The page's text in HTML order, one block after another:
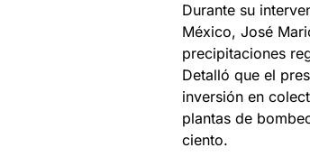
Durante su
México, José
precipitaciones
Detalló que el
inversión en
plantas de
ciento.